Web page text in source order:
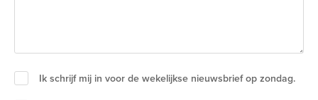
Ik schrijf mij in voor de wekelijkse nieuwsbrief op zondag.